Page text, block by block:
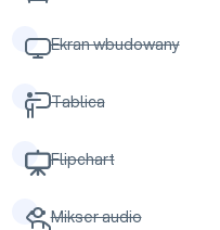
Ekran wbudowany
Tablica
Flipchart
Mikser audio